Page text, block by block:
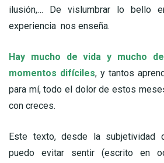
ilusión,… De vislumbrar lo bello
experiencia nos enseña.
Hay mucho de vida y mucho
momentos difíciles, y tantos
para mí, todo el dolor de estos
con creces.
Este texto, desde la subjetividad
puedo evitar sentir (escrito en